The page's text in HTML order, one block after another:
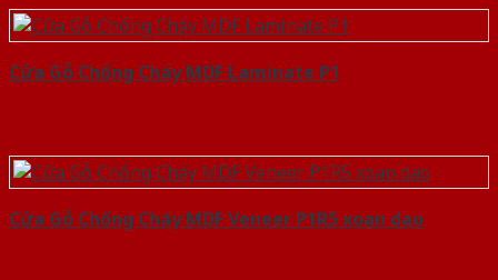
Cửa Gỗ Chống Cháy MDF Laminate P1
Cửa Gỗ Chống Cháy MDF Veneer P1R5 xoan dao